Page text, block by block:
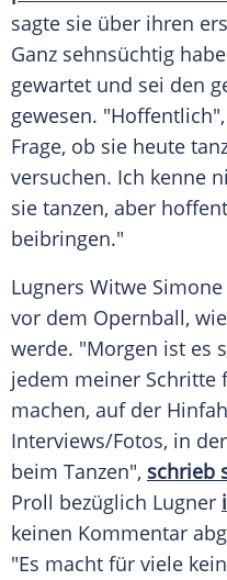
sagte sie über ihren
Ganz sehnsüchtig
gewartet und sei den
gewesen.
Frage, ob sie heute
versuchen. Ich kenne
sie tanzen, aber
beibringen."
Lugners Witwe
vor dem Opernball,
werde. "Morgen ist es
jedem meiner Schritte
machen, auf der
Interviews/Fotos, in
beim Tanzen", schrieb
Proll bezüglich Lugner
keinen Kommentar
"Es macht für viele